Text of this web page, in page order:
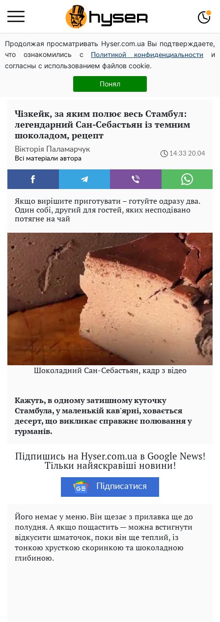
Продолжая просматривать Hyser.com.ua Вы подтверждаете,
что ознакомились с
Политикой конфиденциальности
и
согласны с использованием файлов cookie.
Понял
Дрони із націнкою: Олександр Конотопський вивів
мільйони оборонного бюджету через фіктивну фірму в
Естонії
Гола Олена Тополя у цікавих позах змусила відвисати
щелепи: злив відео – було лише початком
Чізкейк, за яким полює весь Стамбул:
легендарний Сан-Себастьян із темним
шоколадом, рецепт
Вікторія Паламарчук
Всі матеріали автора
14:33 20.04
Якщо вирішите приготувати – готуйте одразу два.
Один собі, другий для гостей, яких несподівано
потягне на чай
Шоколадний Сан-Себастьян, кадр з відео
Кажуть, в одному затишному куточку
Стамбула, у маленькій кав'ярні, ховається
десерт, що викликає справжнє полювання у
гурманів.
Підпишись на Hyser.com.ua в Google News!
Тільки найяскравіші новини!
Підписатися
Його немає у меню. Він щезає з прилавка ще до
полудня. А якщо пощастить — можна встигнути
відкусити шматочок, поки він ще теплий, із
тонкою хрусткою скоринкою та шоколадною
глибиною.